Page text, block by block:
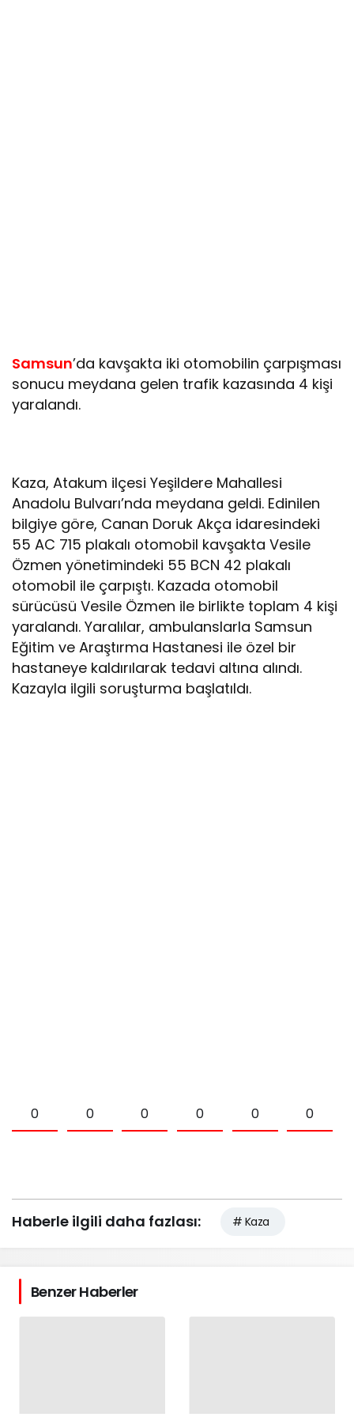
Samsun’da kavşakta iki otomobilin çarpışması
sonucu meydana gelen trafik kazasında 4 kişi
yaralandı.
Kaza, Atakum ilçesi Yeşildere Mahallesi
Anadolu Bulvarı’nda meydana geldi. Edinilen
bilgiye göre, Canan Doruk Akça idaresindeki
55 AC 715 plakalı otomobil kavşakta Vesile
Özmen yönetimindeki 55 BCN 42 plakalı
otomobil ile çarpıştı. Kazada otomobil
sürücüsü Vesile Özmen ile birlikte toplam 4 kişi
yaralandı. Yaralılar, ambulanslarla Samsun
Eğitim ve Araştırma Hastanesi ile özel bir
hastaneye kaldırılarak tedavi altına alındı.
Kazayla ilgili soruşturma başlatıldı.
0 0 0 0 0 0
Haberle ilgili daha fazlası: # Kaza
Benzer Haberler